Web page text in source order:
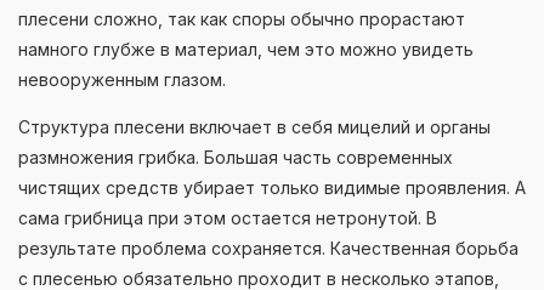
плесени сложно, так как споры обычно прорастают
намного глубже в материал, чем это можно увидеть
невооруженным глазом.
Структура плесени включает в себя мицелий и органы
размножения грибка. Большая часть современных
чистящих средств убирает только видимые проявления. А
сама грибница при этом остается нетронутой. В
результате проблема сохраняется. Качественная борьба
с плесенью обязательно проходит в несколько этапов,